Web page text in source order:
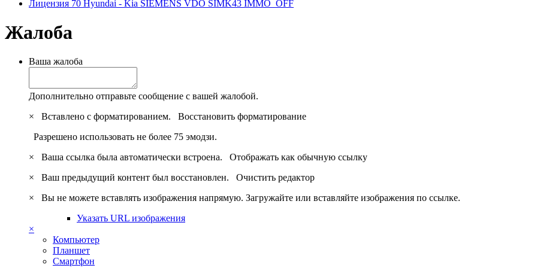
Лицензия 70 Hyundai - Kia SIEMENS VDO SIMK43 IMMO_OFF
Жалоба
Ваша жалоба
Дополнительно отправьте сообщение с вашей жалобой.
×
Вставлено с форматированием. Восстановить форматирование
Разрешено использовать не более 75 эмодзи.
×
Ваша ссылка была автоматически встроена. Отображать как обычную ссылку
×
Ваш предыдущий контент был восстановлен. Очистить редактор
×
Вы не можете вставлять изображения напрямую. Загружайте или вставляйте изображения по ссылке.
Указать URL изображения
×
Компьютер
Планшет
Смартфон